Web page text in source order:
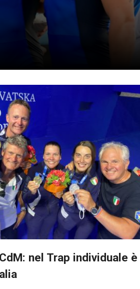
nel Trap individuale è